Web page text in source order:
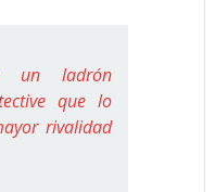
un ladrón
que lo
rivalidad